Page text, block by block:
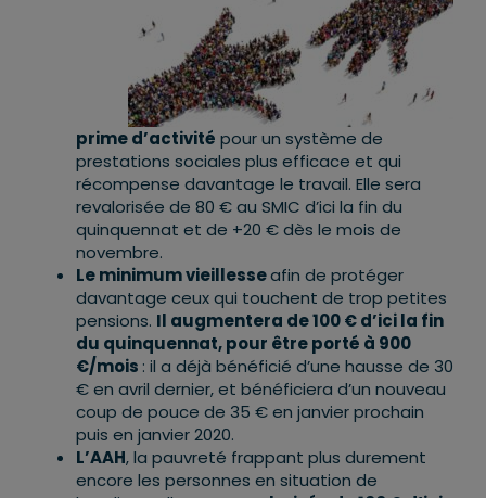
prime d’activité pour un système de
prestations sociales plus efficace et qui
récompense davantage le travail. Elle sera
revalorisée de 80 € au SMIC d’ici la fin du
quinquennat et de +20 € dès le mois de
novembre.
Le minimum vieillesseafin de protéger
davantage ceux qui touchent de trop petites
pensions. Il augmentera de 100 € d’ici la fin
du quinquennat, pour être porté à 900
€/mois : il a déjà bénéficié d’une hausse de 30
€ en avril dernier, et bénéficiera d’un nouveau
coup de pouce de 35 € en janvier prochain
puis en janvier 2020.
L’AAH, la pauvreté frappant plus durement
encore les personnes en situation de